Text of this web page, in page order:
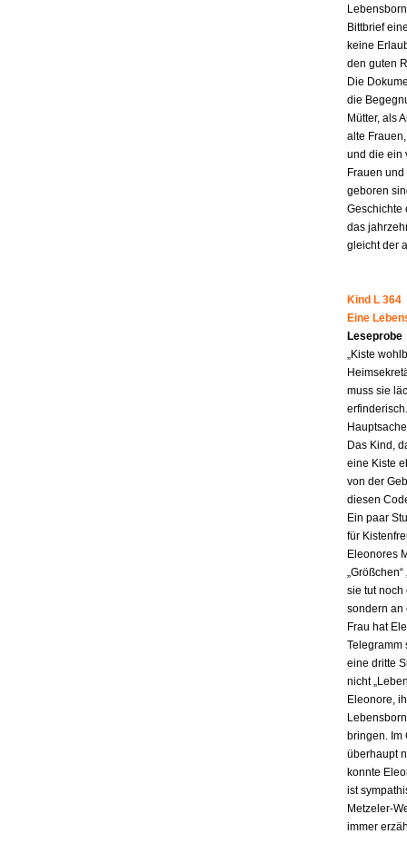
Bittbrief
keine
den guten
Die
die
Mütter, als
alte
und die ein
Frauen
geboren
Geschichte
das
gleicht der
Kind L 364
Eine
Leseprobe
„Kiste
muss sie
Das Kind,
eine Kiste
von der
diesen
Ein paar
für
Eleonores
sie tut noch
sondern an
Frau hat
Telegramm
eine dritte
nicht
Eleonore,
bringen. Im
überhaupt
konnte
ist
Metzeler-
immer